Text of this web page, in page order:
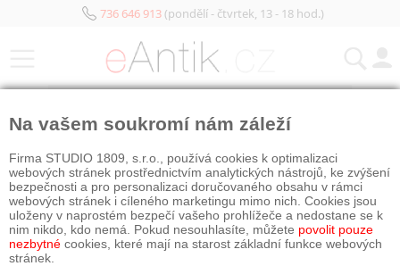
736 646 913(pondělí - čtvrtek, 13 - 18 hod.)
Na vašem soukromí nám záleží
Firma STUDIO 1809, s.r.o., používá cookies k optimalizaci
webových stránek prostřednictvím analytických nástrojů, ke zvýšení
bezpečnosti a pro personalizaci doručovaného obsahu v rámci
webových stránek i cíleného marketingu mimo nich. Cookies jsou
uloženy v naprostém bezpečí vašeho prohlížeče a nedostane se k
nim nikdo, kdo nemá. Pokud nesouhlasíte, můžete povolit pouze
nezbytné cookies, které mají na starost základní funkce webových
stránek.